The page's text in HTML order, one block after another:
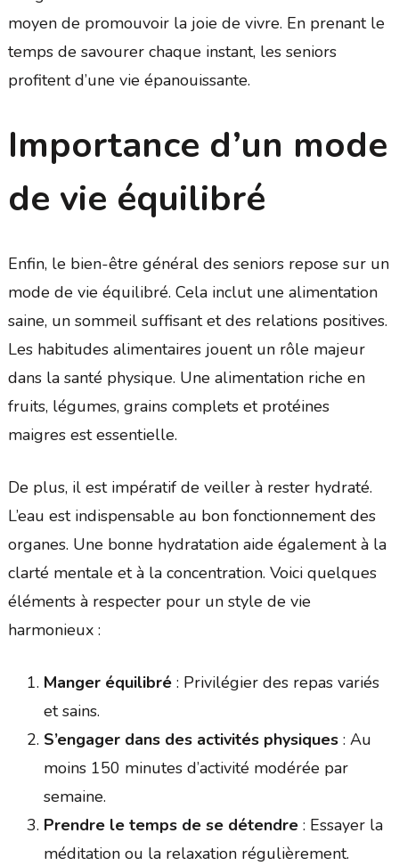
moyen de promouvoir la joie de vivre. En prenant le
temps de savourer chaque instant, les seniors
profitent d’une vie épanouissante.
Importance d’un mode
de vie équilibré
Enfin, le bien-être général des seniors repose sur un
mode de vie équilibré. Cela inclut une alimentation
saine, un sommeil suffisant et des relations positives.
Les habitudes alimentaires jouent un rôle majeur
dans la santé physique. Une alimentation riche en
fruits, légumes, grains complets et protéines
maigres est essentielle.
De plus, il est impératif de veiller à rester hydraté.
L’eau est indispensable au bon fonctionnement des
organes. Une bonne hydratation aide également à la
clarté mentale et à la concentration. Voici quelques
éléments à respecter pour un style de vie
harmonieux :
Manger équilibré: Privilégier des repas variés
et sains.
S’engager dans des activités physiques: Au
moins 150 minutes d’activité modérée par
semaine.
Prendre le temps de se détendre: Essayer la
méditation ou la relaxation régulièrement.